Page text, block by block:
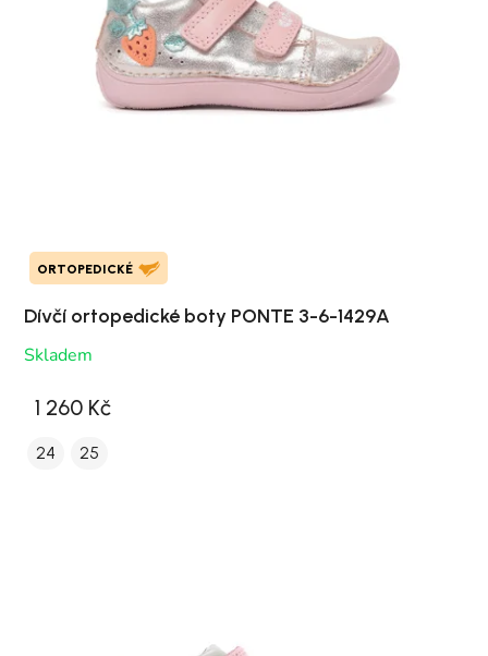
ORTOPEDICKÉ
Dívčí ortopedické boty PONTE 3-6-1429A
Skladem
1 260 Kč
24 25